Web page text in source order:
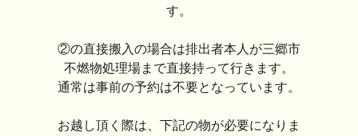
す。
②の直接搬入の場合は排出者本人が三郷市
不燃物処理場まで直接持って行きます。
通常は事前の予約は不要となっています。
お越し頂く際は、下記の物が必要になりま